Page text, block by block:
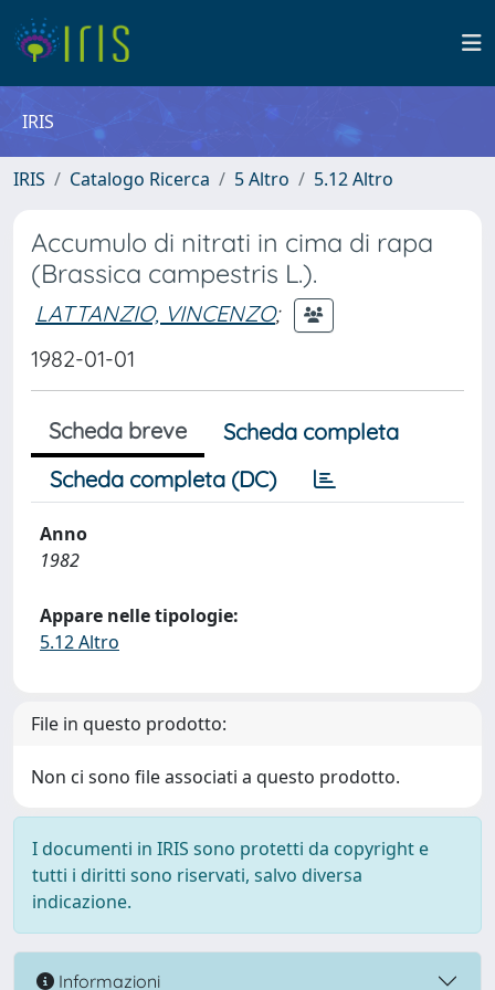
IRIS
IRIS Catalogo Ricerca 5 Altro 5.12 Altro
Accumulo di nitrati in cima di rapa
(Brassica campestris L.).
LATTANZIO, VINCENZO;
1982-01-01
Scheda breve
Scheda completa
Scheda completa (DC)
Anno
1982
Appare nelle tipologie:
5.12 Altro
File in questo prodotto:
Non ci sono file associati a questo prodotto.
I documenti in IRIS sono protetti da copyright e
tutti i diritti sono riservati, salvo diversa
indicazione.
Informazioni